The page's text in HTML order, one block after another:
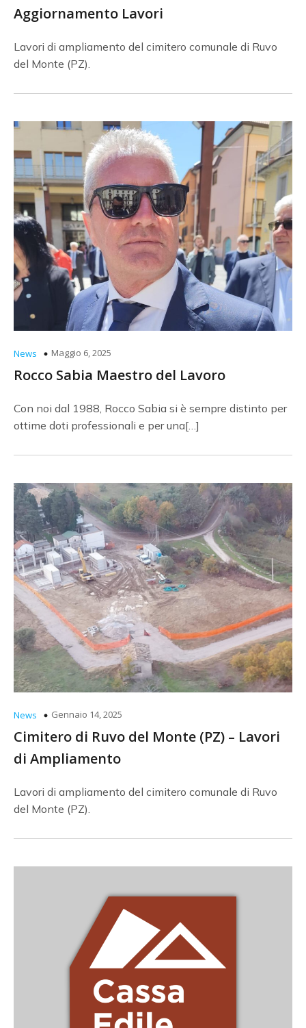
Aggiornamento Lavori
Lavori di ampliamento del cimitero comunale di Ruvo
del Monte (PZ).
News Maggio 6, 2025
Rocco Sabia Maestro del Lavoro
Con noi dal 1988, Rocco Sabia si è sempre distinto per
ottime doti professionali e per una[…]
News Gennaio 14, 2025
Cimitero di Ruvo del Monte (PZ) – Lavori
di Ampliamento
Lavori di ampliamento del cimitero comunale di Ruvo
del Monte (PZ).